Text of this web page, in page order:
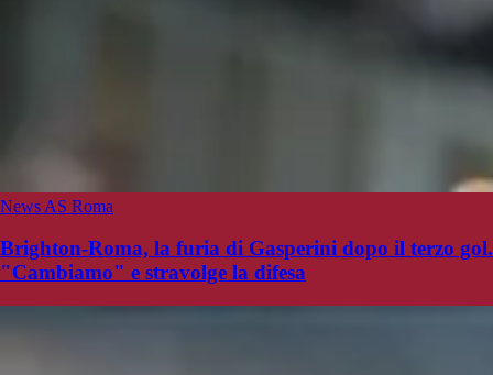
News AS Roma
Brighton-Roma, la furia di Gasperini dopo il terzo gol.
"Cambiamo" e stravolge la difesa